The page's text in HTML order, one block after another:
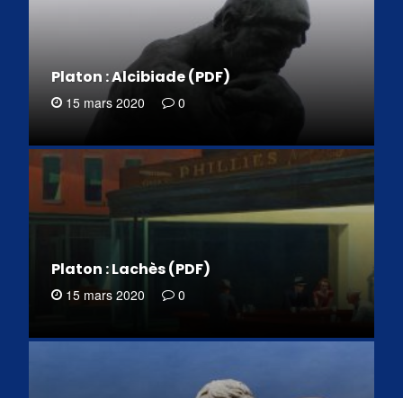
Platon : Alcibiade (PDF)
15 mars 2020 0
Platon : Lachès (PDF)
15 mars 2020 0